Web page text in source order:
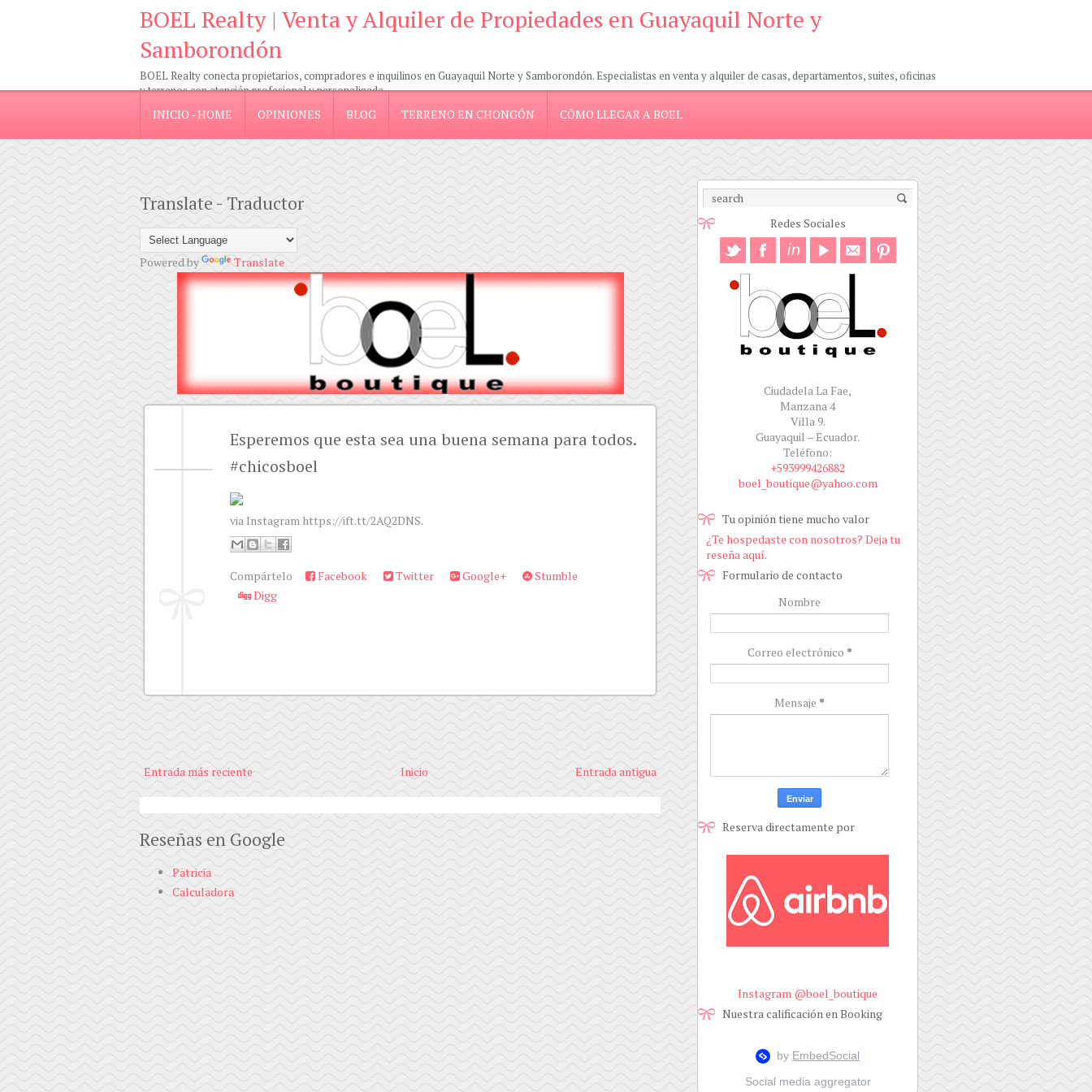
BOEL Realty | Venta y Alquiler de Propiedades en Guayaquil Norte y
Samborondón
BOEL Realty conecta propietarios, compradores e inquilinos en Guayaquil Norte y Samborondón. Especialistas en venta y alquiler de casas, departamentos, suites, oficinas
y terrenos con atención profesional y personalizada.
INICIO - HOME OPINIONES BLOG TERRENO EN CHONGÓN CÓMO LLEGAR A BOEL
Translate - Traductor
Powered by Translate
Esperemos que esta sea una buena semana para todos.
#chicosboel
via Instagram https://ift.tt/2AQ2DNS.
Compártelo Facebook Twitter Google+
Stumble
Digg
Entrada más reciente Entrada antigua
Inicio
Reseñas en Google
Patricia
Calculadora
Redes Sociales
Ciudadela La Fae,
Manzana 4
Villa 9.
Guayaquil – Ecuador.
Teléfono:
+593999426882
boel_boutique@yahoo.com
Tu opinión tiene mucho valor
¿Te hospedaste con nosotros? Deja tu
reseña aquí.
Formulario de contacto
Nombre
Correo electrónico *
Mensaje *
Reserva directamente por
Instagram @boel_boutique
Nuestra calificación en Booking
Social media aggregator